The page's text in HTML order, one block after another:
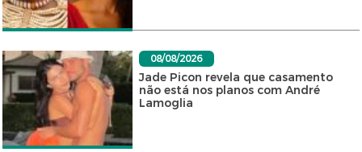
08/08/2026
Jade Picon revela que casamento
não está nos planos com André
Lamoglia